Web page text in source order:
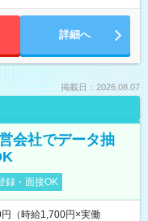
詳細へ
掲載日：2026.08.07
会社でデータ抽
録・面接OK
（時給1,700円×実働